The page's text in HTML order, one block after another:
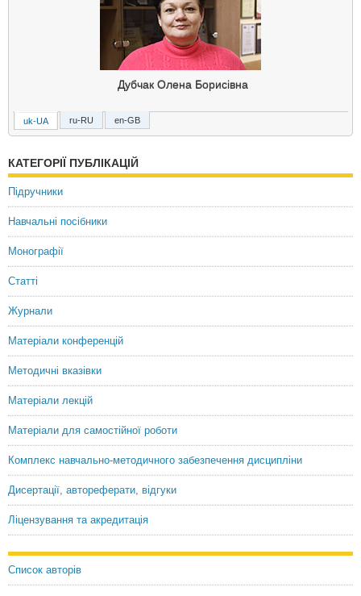
Дубчак Олена Борисівна
Дубчак Елена Борисовна
Dubchak Elena Borisovna
uk-UA ru-RU en-GB
КАТЕГОРІЇ ПУБЛІКАЦІЙ
Підручники
Навчальні посібники
Монографії
Статті
Журнали
Матеріали конференцій
Методичні вказівки
Матеріали лекцій
Матеріали для самостійної роботи
Комплекс навчально-методичного забезпечення дисципліни
Дисертації, автореферати, відгуки
Ліцензування та акредитація
Список авторів